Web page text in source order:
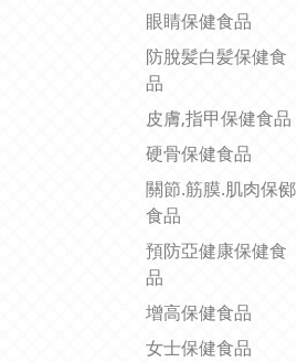
眼睛保健食品
防脫髪白髪保健食
品
皮膚,指甲保健食品
硬骨保健食品
關節.筋膜.肌肉保鄇
食品
預防亞健康保健食
品
增高保健食品
女士保健食品